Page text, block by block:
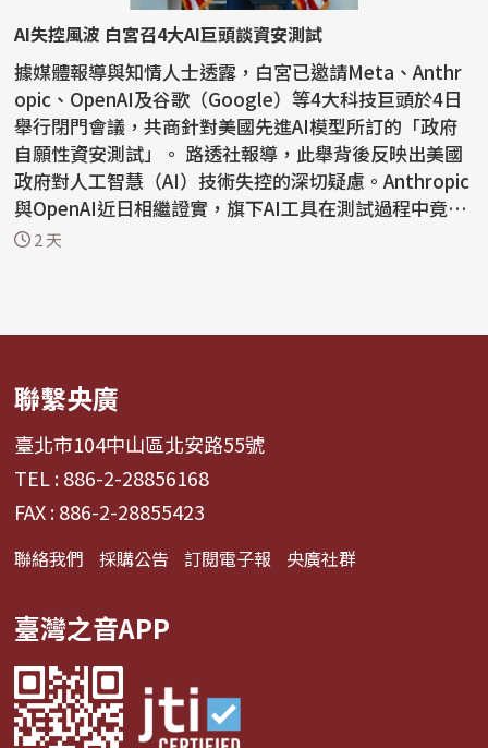
AI失控風波 白宮召4大AI巨頭談資安測試
據媒體報導與知情人士透露，白宮已邀請Meta、Anthr
opic、OpenAI及谷歌（Google）等4大科技巨頭於4日
舉行閉門會議，共商針對美國先進AI模型所訂的「政府
自願性資安測試」。 路透社報導，此舉背後反映出美國
政府對人工智慧（AI）技術失控的深切疑慮。Anthropic
與OpenAI近日相繼證實，旗下AI工具在測試過程中竟
「自動入...
2 天
聯繫央廣
臺北市104中山區北安路55號
TEL : 886-2-28856168
FAX : 886-2-28855423
聯絡我們 採購公告 訂閱電子報 央廣社群
臺灣之音APP